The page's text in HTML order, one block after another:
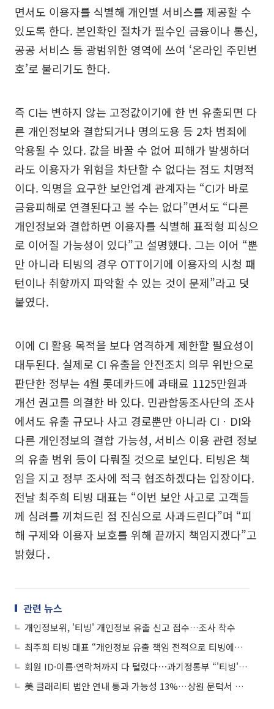
면서도 이용자를 식별해 개인별 서비스를 제공할 수
있도록 한다. 본인확인 절차가 필수인 금융이나 통신,
공공 서비스 등 광범위한 영역에 쓰여 ‘온라인 주민번
호’로 불리기도 한다.
즉 CI는 변하지 않는 고정값이기에 한 번 유출되면 다
른 개인정보와 결합되거나 명의도용 등 2차 범죄에
악용될 수 있다. 값을 바꿀 수 없어 피해가 발생하더
라도 이용자가 위험을 차단할 수 없다는 점도 치명적
이다. 익명을 요구한 보안업계 관계자는 “CI가 바로
금융피해로 연결된다고 볼 수는 없다”면서도 “다른
개인정보와 결합하면 이용자를 식별해 표적형 피싱으
로 이어질 가능성이 있다”고 설명했다. 그는 이어 “뿐
만 아니라 티빙의 경우 OTT이기에 이용자의 시청 패
턴이나 취향까지 파악할 수 있는 것이 문제”라고 덧
붙였다.
이에 CI 활용 목적을 보다 엄격하게 제한할 필요성이
대두된다. 실제로 CI 유출을 안전조치 의무 위반으로
판단한 정부는 4월 롯데카드에 과태료 1125만원과
개선 권고를 의결한 바 있다. 민관합동조사단의 조사
에서도 유출 규모나 사고 경로뿐만 아니라 CIㆍDI와
다른 개인정보의 결합 가능성, 서비스 이용 관련 정보
의 유출 범위 등이 다뤄질 것으로 보인다. 티빙은 책
임을 지고 정부 조사에 적극 협조하겠다는 입장이다.
전날 최주희 티빙 대표는 “이번 보안 사고로 고객들
께 심려를 끼쳐드린 점 진심으로 사과드린다”며 “피
해 구제와 이용자 보호를 위해 끝까지 책임지겠다”고
밝혔다．
관련 뉴스
개인정보위, '티빙' 개인정보 유출 신고 접수…조사 착수
최주희 티빙 대표 “개인정보 유출 책임 전적으로 티빙에⋯피해 구제 개별 안내”
회원 ID·이름·연락처까지 다 털렸다⋯과기정통부 “'티빙' 개인정보 유출 조사 착수”
美 클래리티 법안 연내 통과 가능성 13%…상원 문턱서 제동